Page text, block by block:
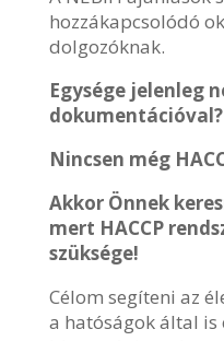
hozzákapcsolódó
dolgozóknak.
Egysége jelenleg
dokumentációval?
Nincsen még
Akkor Önnek
mert HACCP
szüksége!
Célom segíteni az
a hatóságok által